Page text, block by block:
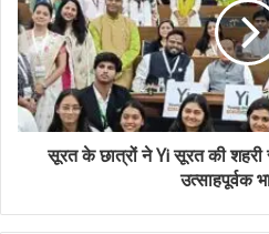
सूरत के छात्रों ने Yi सूरत की शहरी
उत्साहपूर्वक